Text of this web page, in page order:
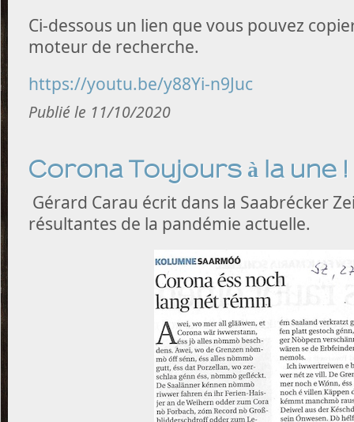
Ci-dessous un lien que vous pouvez
moteur de recherche.
https://youtu.be/y88Yi-n9Juc
Publié le 11/10/2020
Corona Toujours à la une !
Gérard Carau écrit dans la Saabrécker
résultantes de la pandémie actuelle.